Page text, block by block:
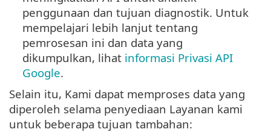
penggunaan dan tujuan diagnostik. Untuk
mempelajari lebih lanjut tentang
pemrosesan ini dan data yang
dikumpulkan, lihat informasi Privasi API
Google.
Selain itu, Kami dapat memproses data yang
diperoleh selama penyediaan Layanan kami
untuk beberapa tujuan tambahan: